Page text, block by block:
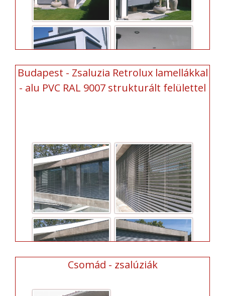
Budapest - Zsaluzia Retrolux lamellákkal
- alu PVC RAL 9007 strukturált felülettel
Csomád - zsalúziák